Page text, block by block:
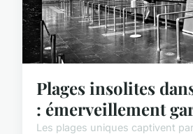
Plages insolites
: émerveillement
Les plages uniques captivent